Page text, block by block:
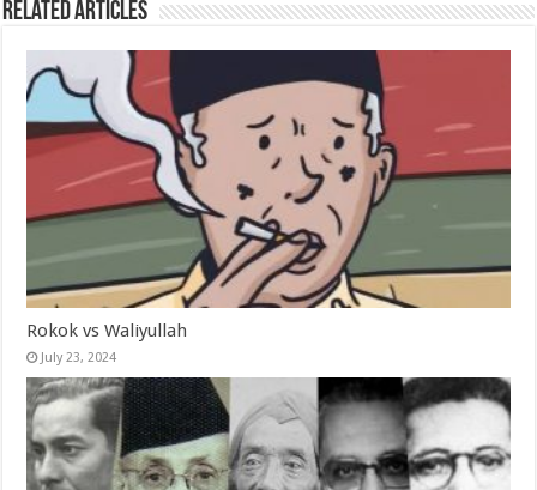
Related Articles
Rokok vs Waliyullah
July 23, 2024